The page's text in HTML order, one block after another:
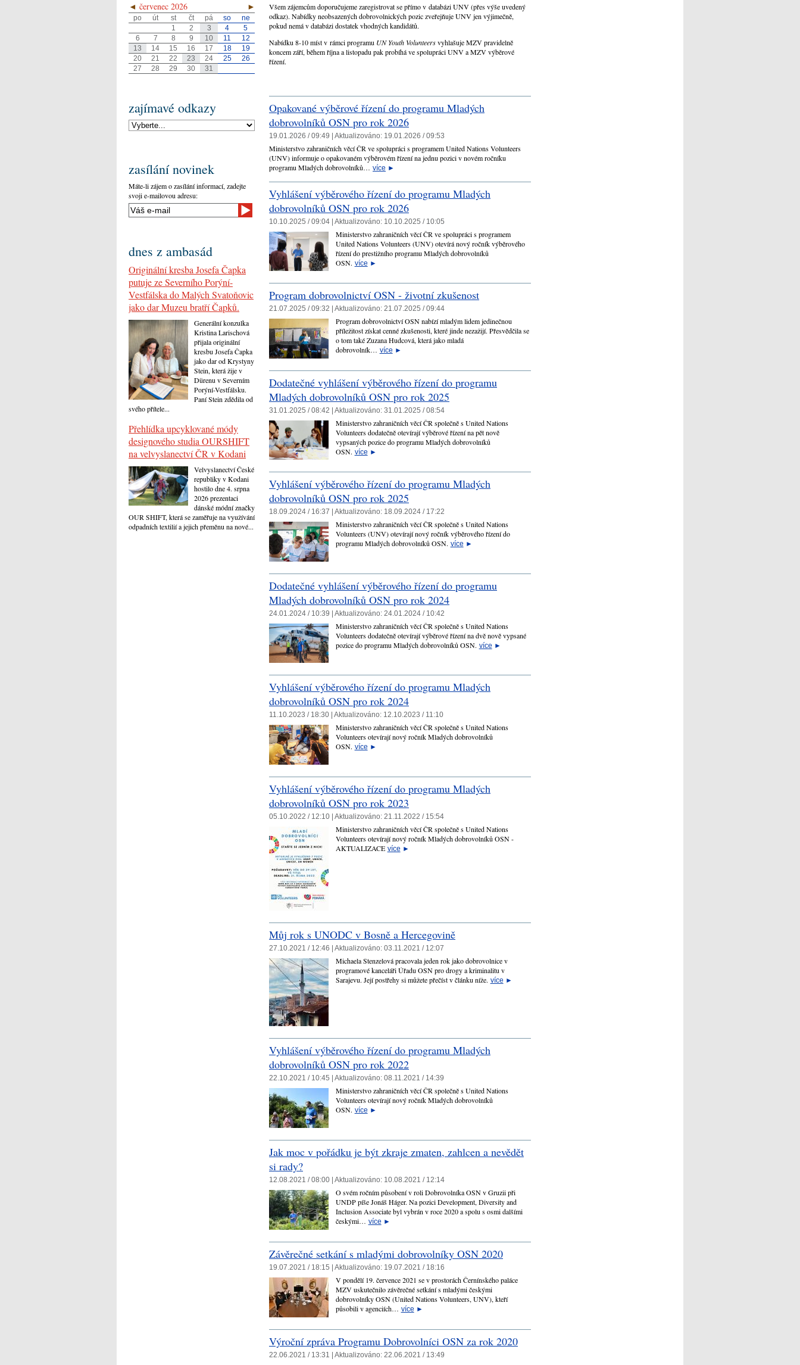
Všem zájemcům doporučujeme zaregistrovat se přímo v databázi UNV (přes výše uvedený
odkaz). Nabídky neobsazených dobrovolnických pozic zveřejňuje UNV jen výjimečně,
pokud nemá v databázi dostatek vhodných kandidátů.
Nabídku 8-10 míst v rámci programu UN Youth Volunteersvyhlašuje MZV pravidelně
koncem září, během října a listopadu pak probíhá ve spolupráci UNV a MZV výběrové
řízení.
Opakované výběrové řízení do programu Mladých
dobrovolníků OSN pro rok 2026
19.01.2026 / 09:49 | Aktualizováno: 19.01.2026 / 09:53
Ministerstvo zahraničních věcí ČR ve spolupráci s programem United Nations Volunteers
(UNV) informuje o opakovaném výběrovém řízení na jednu pozici v novém ročníku
programu Mladých dobrovolníků… více ►
Vyhlášení výběrového řízení do programu Mladých
dobrovolníků OSN pro rok 2026
10.10.2025 / 09:04 | Aktualizováno: 10.10.2025 / 10:05
Ministerstvo zahraničních věcí ČR ve spolupráci s programem
United Nations Volunteers (UNV) otevírá nový ročník výběrového
řízení do prestižního programu Mladých dobrovolníků
OSN. více ►
Program dobrovolnictví OSN - životní zkušenost
21.07.2025 / 09:32 | Aktualizováno: 21.07.2025 / 09:44
Program dobrovolnictví OSN nabízí mladým lidem jedinečnou
příležitost získat cenné zkušenosti, které jinde nezažijí. Přesvědčila se
o tom také Zuzana Hudcová, která jako mladá
dobrovolník… více ►
Dodatečné vyhlášení výběrového řízení do programu
Mladých dobrovolníků OSN pro rok 2025
31.01.2025 / 08:42 | Aktualizováno: 31.01.2025 / 08:54
Ministerstvo zahraničních věcí ČR společně s United Nations
Volunteers dodatečně otevírají výběrové řízení na pět nově
vypsaných pozice do programu Mladých dobrovolníků
OSN. více ►
Vyhlášení výběrového řízení do programu Mladých
dobrovolníků OSN pro rok 2025
18.09.2024 / 16:37 | Aktualizováno: 18.09.2024 / 17:22
Ministerstvo zahraničních věcí ČR společně s United Nations
Volunteers (UNV) otevírají nový ročník výběrového řízení do
programu Mladých dobrovolníků OSN. více ►
Dodatečné vyhlášení výběrového řízení do programu
Mladých dobrovolníků OSN pro rok 2024
24.01.2024 / 10:39 | Aktualizováno: 24.01.2024 / 10:42
Ministerstvo zahraničních věcí ČR společně s United Nations
Volunteers dodatečně otevírají výběrové řízení na dvě nově vypsané
pozice do programu Mladých dobrovolníků OSN. více ►
Vyhlášení výběrového řízení do programu Mladých
dobrovolníků OSN pro rok 2024
11.10.2023 / 18:30 | Aktualizováno: 12.10.2023 / 11:10
Ministerstvo zahraničních věcí ČR společně s United Nations
Volunteers otevírají nový ročník Mladých dobrovolníků
OSN. více ►
Vyhlášení výběrového řízení do programu Mladých
dobrovolníků OSN pro rok 2023
05.10.2022 / 12:10 | Aktualizováno: 21.11.2022 / 15:54
Ministerstvo zahraničních věcí ČR společně s United Nations
Volunteers otevírají nový ročník Mladých dobrovolníků OSN -
AKTUALIZACE více ►
Můj rok s UNODC v Bosně a Hercegovině
27.10.2021 / 12:46 | Aktualizováno: 03.11.2021 / 12:07
Michaela Stenzelová pracovala jeden rok jako dobrovolnice v
programové kanceláři Úřadu OSN pro drogy a kriminalitu v
Sarajevu. Její postřehy si můžete přečíst v článku níže. více ►
Vyhlášení výběrového řízení do programu Mladých
dobrovolníků OSN pro rok 2022
22.10.2021 / 10:45 | Aktualizováno: 08.11.2021 / 14:39
Ministerstvo zahraničních věcí ČR společně s United Nations
Volunteers otevírají nový ročník Mladých dobrovolníků
OSN. více ►
Jak moc v pořádku je být zkraje zmaten, zahlcen a nevědět
si rady?
12.08.2021 / 08:00 | Aktualizováno: 10.08.2021 / 12:14
O svém ročním působení v roli Dobrovolníka OSN v Gruzii při
UNDP píše Jonáš Háger. Na pozici Development, Diversity and
Inclusion Associate byl vybrán v roce 2020 a spolu s osmi dalšími
českými… více ►
Závěrečné setkání s mladými dobrovolníky OSN 2020
19.07.2021 / 18:15 | Aktualizováno: 19.07.2021 / 18:16
V pondělí 19. července 2021 se v prostorách Černínského paláce
MZV uskutečnilo závěrečné setkání s mladými českými
dobrovolníky OSN (United Nations Volunteers, UNV), kteří
působili v agenciích… více ►
Výroční zpráva Programu Dobrovolníci OSN za rok 2020
22.06.2021 / 13:31 | Aktualizováno: 22.06.2021 / 13:49
◄ ►
červenec 2026
po út st čt pá so
ne
1
2 3 4
5
6
7 8 9 10 11
12
13
14 15 16 17 18
19
20
21 22 23 24 25
26
27
28 29 30 31
zajímavé odkazy
zasílání novinek
Máte-li zájem o zasílání informací, zadejte
svoji e-mailovou adresu:
dnes z ambasád
Originální kresba Josefa Čapka
putuje ze Severního Porýní-
Vestfálska do Malých Svatoňovic
jako dar Muzeu bratří Čapků.
Generální konzulka
Kristina Larischová
přijala originální
kresbu Josefa Čapka
jako dar od Krystyny
Stein, která žije v
Dürenu v Severním
Porýní-Vestfálsku.
Paní Stein zdědila od
svého přítele...
Přehlídka upcyklované módy
designového studia OURSHIFT
na velvyslanectví ČR v Kodani
Velvyslanectví České
republiky v Kodani
hostilo dne 4. srpna
2026 prezentaci
dánské módní značky
OUR SHIFT, která se zaměřuje na využívání
odpadních textilií a jejich přeměnu na nové...